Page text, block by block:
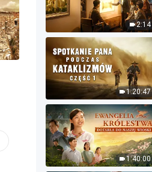
2:14
1:20:47
1:40:00